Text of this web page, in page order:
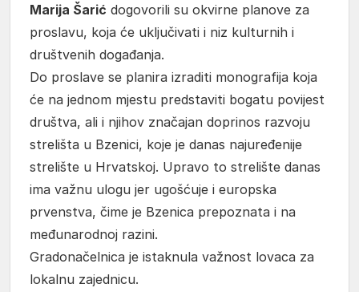
Marija Šarić dogovorili su okvirne planove za
proslavu, koja će uključivati i niz kulturnih i
društvenih događanja.
Do proslave se planira izraditi monografija koja
će na jednom mjestu predstaviti bogatu povijest
društva, ali i njihov značajan doprinos razvoju
strelišta u Bzenici, koje je danas najuređenije
strelište u Hrvatskoj. Upravo to strelište danas
ima važnu ulogu jer ugošćuje i europska
prvenstva, čime je Bzenica prepoznata i na
međunarodnoj razini.
Gradonačelnica je istaknula važnost lovaca za
lokalnu zajednicu.